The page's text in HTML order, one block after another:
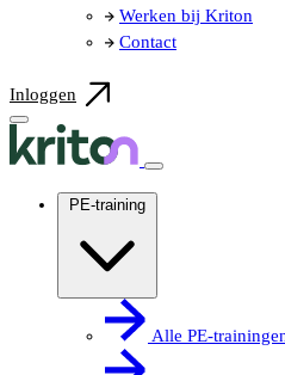
Werken bij Kriton
Contact
Inloggen
PE-training
Alle PE-